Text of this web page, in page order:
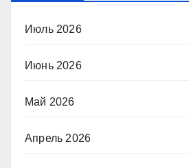
Июль 2026
Июнь 2026
Май 2026
Апрель 2026